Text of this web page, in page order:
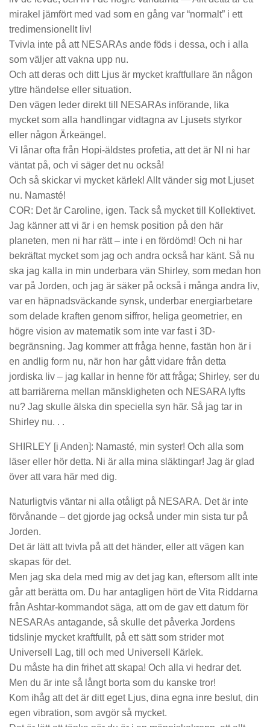
mirakel jämfört med vad som en gång var “normalt” i ett
tredimensionellt liv!
Tvivla inte på att NESARAs ande föds i dessa, och i alla
som väljer att vakna upp nu.
Och att deras och ditt Ljus är mycket kraftfullare än någon
yttre händelse eller situation.
Den vägen leder direkt till NESARAs införande, lika
mycket som alla handlingar vidtagna av Ljusets styrkor
eller någon Ärkeängel.
Vi lånar ofta från Hopi-äldstes profetia, att det är NI ni har
väntat på, och vi säger det nu också!
Och så skickar vi mycket kärlek! Allt vänder sig mot Ljuset
nu. Namasté!
COR: Det är Caroline, igen. Tack så mycket till Kollektivet.
Jag känner att vi är i en hemsk position på den här
planeten, men ni har rätt – inte i en fördömd! Och ni har
bekräftat mycket som jag och andra också har känt. Så nu
ska jag kalla in min underbara vän Shirley, som medan hon
var på Jorden, och jag är säker på också i många andra liv,
var en häpnadsväckande synsk, underbar energiarbetare
som delade kraften genom siffror, heliga geometrier, en
högre vision av matematik som inte var fast i 3D-
begränsning. Jag kommer att fråga henne, fastän hon är i
en andlig form nu, när hon har gått vidare från detta
jordiska liv – jag kallar in henne för att fråga; Shirley, ser du
att barriärerna mellan mänskligheten och NESARA lyfts
nu? Jag skulle älska din speciella syn här. Så jag tar in
Shirley nu. . .
SHIRLEY [i Anden]: Namasté, min syster! Och alla som
läser eller hör detta. Ni är alla mina släktingar! Jag är glad
över att vara här med dig.
Naturligtvis väntar ni alla otåligt på NESARA. Det är inte
förvånande – det gjorde jag också under min sista tur på
Jorden.
Det är lätt att tvivla på att det händer, eller att vägen kan
skapas för det.
Men jag ska dela med mig av det jag kan, eftersom allt inte
går att berätta om. Du har antagligen hört de Vita Riddarna
från Ashtar-kommandot säga, att om de gav ett datum för
NESARAs antagande, så skulle det påverka Jordens
tidslinje mycket kraftfullt, på ett sätt som strider mot
Universell Lag, till och med Universell Kärlek.
Du måste ha din frihet att skapa! Och alla vi hedrar det.
Men du är inte så långt borta som du kanske tror!
Kom ihåg att det är ditt eget Ljus, dina egna inre beslut, din
egen vibration, som avgör så mycket.